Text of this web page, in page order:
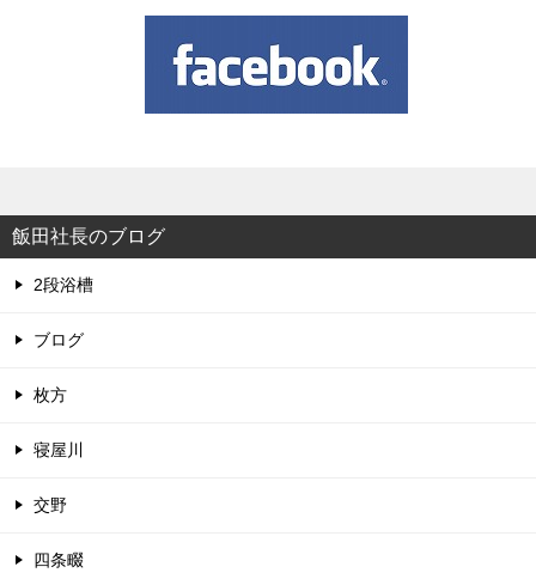
飯田社長のブログ
2段浴槽
ブログ
枚方
寝屋川
交野
四条畷